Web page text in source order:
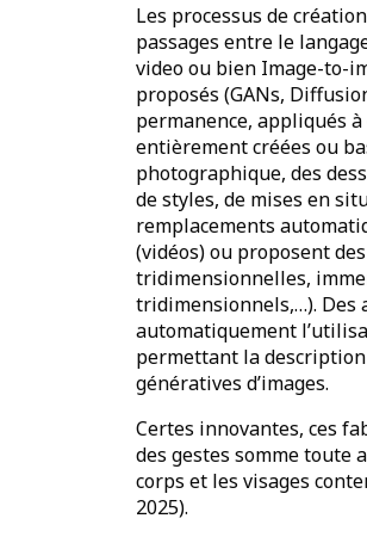
Les processus de
passages entre le
video ou bien Image-to-
proposés (GANs,
permanence, appliqués
entièrement créées ou
photographique, des
de styles, de mises en
remplacements
(vidéos) ou proposent
tridimensionnelles,
tridimensionnels,…). Des
automatiquement
permettant la
génératives d’images.
Certes innovantes, ces
des gestes somme toute
corps et les visages
2025).